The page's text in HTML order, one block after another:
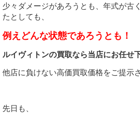
少々ダメージがあろうとも、年式が古
たとしても、
例えどんな状態であろうとも！
ルイヴィトンの買取なら当店にお任せ
他店に負けない高価買取価格をご提示
先日も、